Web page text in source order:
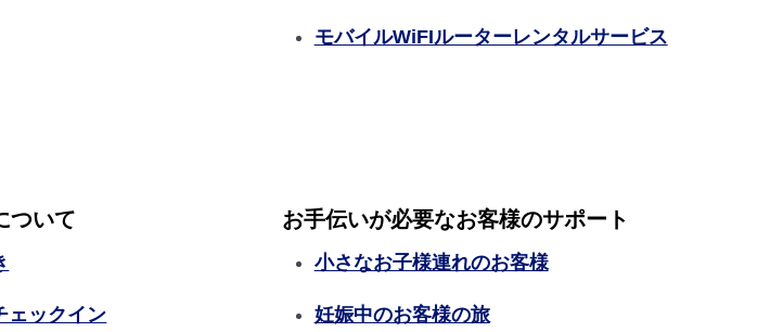
モバイルWiFIルーターレンタルサービス
ついて
ェックイン
お手伝いが必要なお客様のサポート
小さなお子様連れのお客様
妊娠中のお客様の旅